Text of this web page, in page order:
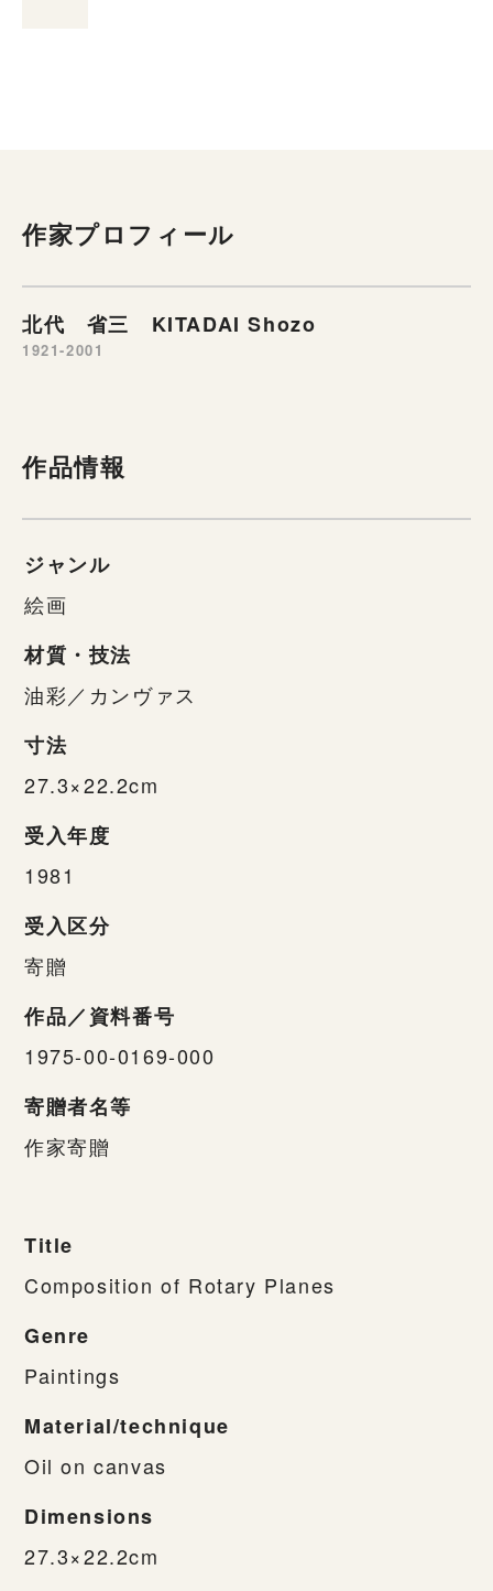
作家プロフィール
北代 省三 KITADAI Shozo
1921-2001
作品情報
ジャンル
絵画
材質・技法
油彩／カンヴァス
寸法
27.3×22.2cm
受入年度
1981
受入区分
寄贈
作品／資料番号
1975-00-0169-000
寄贈者名等
作家寄贈
Title
Composition of Rotary Planes
Genre
Paintings
Material/technique
Oil on canvas
Dimensions
27.3×22.2cm